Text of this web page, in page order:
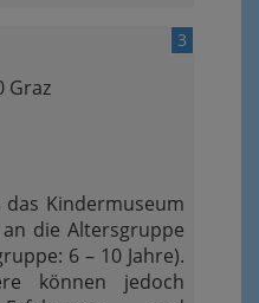
3
Graz
Kindermuseum
die Altersgruppe
6 – 10 Jahre).
können jedoch